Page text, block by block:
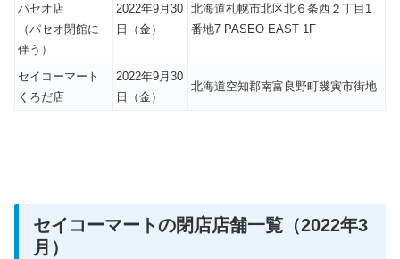
パセオ店
（パセオ閉館に
伴う）
2022年9月30
日（金）
北海道札幌市北区北６条西２丁目1
番地7 PASEO EAST 1F
セイコーマート
くろだ店
2022年9月30
日（金）
北海道空知郡南富良野町幾寅市街地
セイコーマートの閉店店舗一覧（2022年3
月）